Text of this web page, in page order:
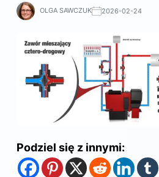
OLGA SAWCZUK 2026-02-24
Podziel się z innymi: